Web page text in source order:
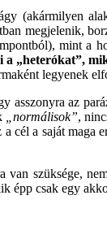
(akármilyen
megjelenik,
mint
„heterókat”,
legyenek
az
„normálisok”,
a cél a saját maga
van szüksége,
épp csak egy